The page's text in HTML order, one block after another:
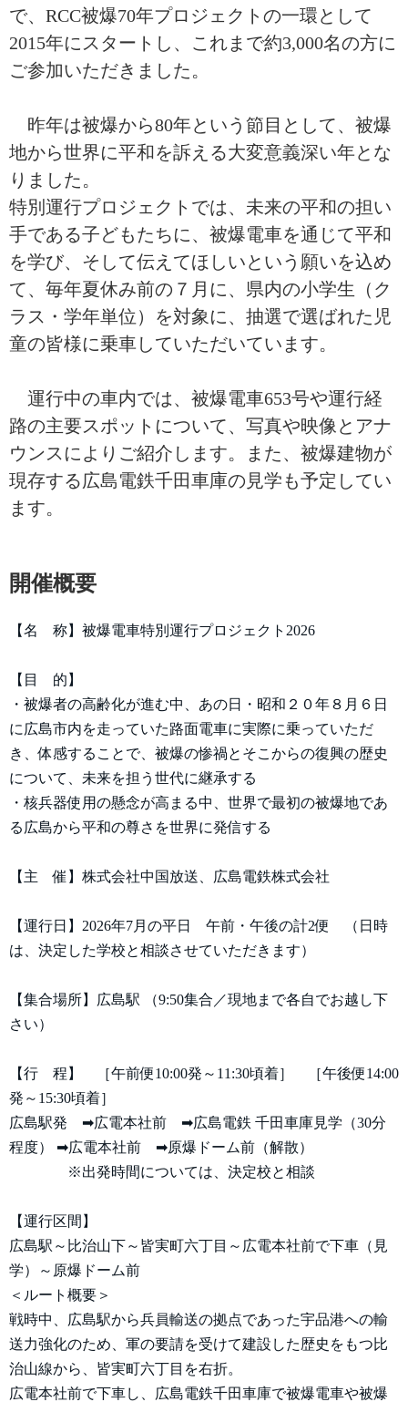
で、RCC被爆70年プロジェクトの一環として
2015年にスタートし、これまで約3,000名の方に
ご参加いただきました。
昨年は被爆から80年という節目として、被爆
地から世界に平和を訴える大変意義深い年とな
りました。
特別運行プロジェクトでは、未来の平和の担い
手である子どもたちに、被爆電車を通じて平和
を学び、そして伝えてほしいという願いを込め
て、毎年夏休み前の７月に、県内の小学生（ク
ラス・学年単位）を対象に、抽選で選ばれた児
童の皆様に乗車していただいています。
運行中の車内では、被爆電車653号や運行経
路の主要スポットについて、写真や映像とアナ
ウンスによりご紹介します。また、被爆建物が
現存する広島電鉄千田車庫の見学も予定してい
ます。
開催概要
【名 称】被爆電車特別運行プロジェクト2026
【目 的】
・被爆者の高齢化が進む中、あの日・昭和２０年８月６日
に広島市内を走っていた路面電車に実際に乗っていただ
き、体感することで、被爆の惨禍とそこからの復興の歴史
について、未来を担う世代に継承する
・核兵器使用の懸念が高まる中、世界で最初の被爆地であ
る広島から平和の尊さを世界に発信する
【主 催】株式会社中国放送、広島電鉄株式会社
【運行日】2026年7月の平日 午前・午後の計2便 （日時
は、決定した学校と相談させていただきます）
【集合場所】広島駅 （9:50集合／現地まで各自でお越し下
さい）
【行 程】 ［午前便10:00発～11:30頃着］ ［午後便14:00
発～15:30頃着］
広島駅発 ➡広電本社前 ➡広島電鉄 千田車庫見学（30分
程度） ➡広電本社前 ➡原爆ドーム前（解散）
※出発時間については、決定校と相談
【運行区間】
広島駅～比治山下～皆実町六丁目～広電本社前で下車（見
学）～原爆ドーム前
＜ルート概要＞
戦時中、広島駅から兵員輸送の拠点であった宇品港への輸
送力強化のため、軍の要請を受けて建設した歴史をもつ比
治山線から、皆実町六丁目を右折。
広電本社前で下車し、広島電鉄千田車庫で被爆電車や被爆